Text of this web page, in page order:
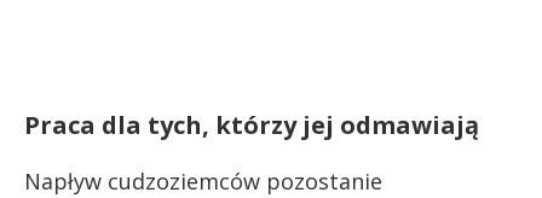
Praca dla tych, którzy jej odmawiają
Napływ cudzoziemców pozostanie